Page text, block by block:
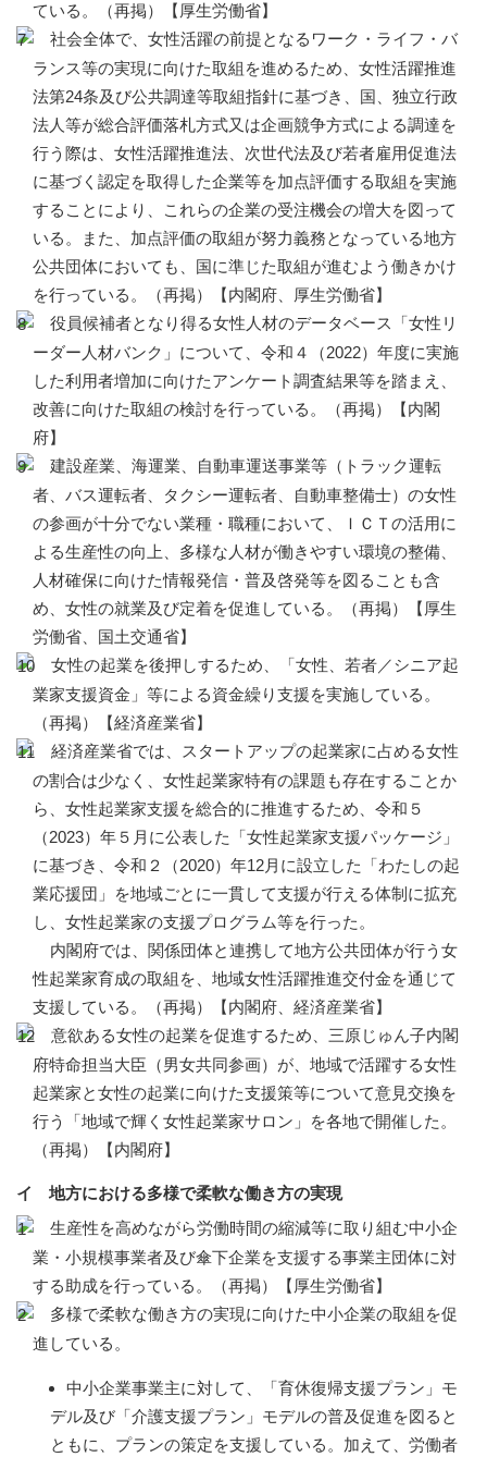
ている。（再掲）【厚生労働省】
社会全体で、女性活躍の前提となるワーク・ライフ・バ
ランス等の実現に向けた取組を進めるため、女性活躍推進
法第24条及び公共調達等取組指針に基づき、国、独立行政
法人等が総合評価落札方式又は企画競争方式による調達を
行う際は、女性活躍推進法、次世代法及び若者雇用促進法
に基づく認定を取得した企業等を加点評価する取組を実施
することにより、これらの企業の受注機会の増大を図って
いる。また、加点評価の取組が努力義務となっている地方
公共団体においても、国に準じた取組が進むよう働きかけ
を行っている。（再掲）【内閣府、厚生労働省】
役員候補者となり得る女性人材のデータベース「女性リ
ーダー人材バンク」について、令和４（2022）年度に実施
した利用者増加に向けたアンケート調査結果等を踏まえ、
改善に向けた取組の検討を行っている。（再掲）【内閣
府】
建設産業、海運業、自動車運送事業等（トラック運転
者、バス運転者、タクシー運転者、自動車整備士）の女性
の参画が十分でない業種・職種において、ＩＣＴの活用に
よる生産性の向上、多様な人材が働きやすい環境の整備、
人材確保に向けた情報発信・普及啓発等を図ることも含
め、女性の就業及び定着を促進している。（再掲）【厚生
労働省、国土交通省】
女性の起業を後押しするため、「女性、若者／シニア起
業家支援資金」等による資金繰り支援を実施している。
（再掲）【経済産業省】
経済産業省では、スタートアップの起業家に占める女性
の割合は少なく、女性起業家特有の課題も存在することか
ら、女性起業家支援を総合的に推進するため、令和５
（2023）年５月に公表した「女性起業家支援パッケージ」
に基づき、令和２（2020）年12月に設立した「わたしの起
業応援団」を地域ごとに一貫して支援が行える体制に拡充
し、女性起業家の支援プログラム等を行った。
内閣府では、関係団体と連携して地方公共団体が行う女
性起業家育成の取組を、地域女性活躍推進交付金を通じて
支援している。（再掲）【内閣府、経済産業省】
意欲ある女性の起業を促進するため、三原じゅん子内閣
府特命担当大臣（男女共同参画）が、地域で活躍する女性
起業家と女性の起業に向けた支援策等について意見交換を
行う「地域で輝く女性起業家サロン」を各地で開催した。
（再掲）【内閣府】
イ 地方における多様で柔軟な働き方の実現
生産性を高めながら労働時間の縮減等に取り組む中小企
業・小規模事業者及び傘下企業を支援する事業主団体に対
する助成を行っている。（再掲）【厚生労働省】
多様で柔軟な働き方の実現に向けた中小企業の取組を促
進している。
中小企業事業主に対して、「育休復帰支援プラン」モ
デル及び「介護支援プラン」モデルの普及促進を図ると
ともに、プランの策定を支援している。加えて、労働者